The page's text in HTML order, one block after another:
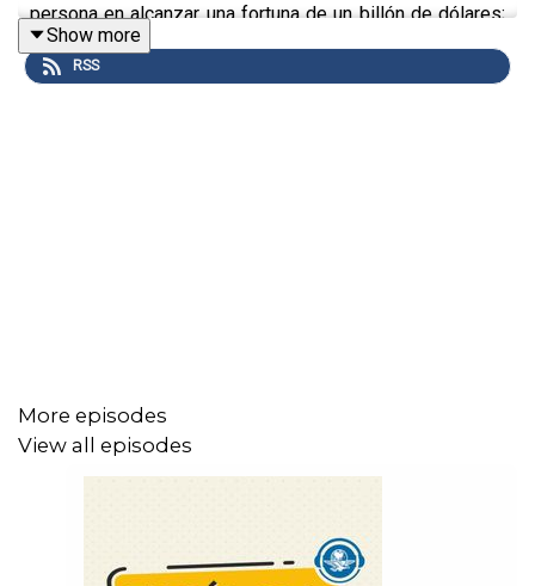
persona en alcanzar una fortuna de un billón de dólares;
Festejan mundial el peso mexicano y BMV, la moneda
nacional acaba en $17.23; EU e Irán dicen que pacto
Show more
RSS
More episodes
View all episodes